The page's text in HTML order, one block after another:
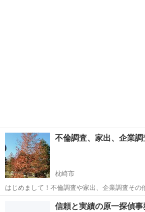
不倫調査、家出、企業
枕崎市
はじめまして！不倫調査や家出、企業調査その
します！ 初回相談料無料！ 秘密厳守でお約束
また反社会的ご相談は、固くお断りさせて頂き
枕崎市 探偵
信頼と実績の原一探偵事